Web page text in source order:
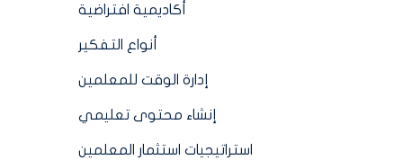
أكاديمية افتراضية
أنواع التفكير
إدارة الوقت للمعلمين
إنشاء محتوى تعليمي
استراتيجيات استثمار المعلمين